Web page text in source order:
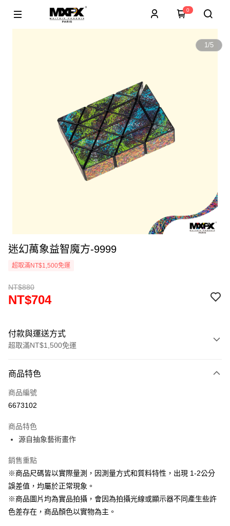
0
1/5
迷幻萬象益智魔方-9999
超取滿NT$1,500免運
NT$880
NT$704
付款與運送方式
超取滿NT$1,500免運
信用卡一次付款
超商取貨付款
Apple Pay
街口支付
悠遊付
AFTEE先享後付
相關說明
【關於「AFTEE先享後付」】
商品特色
商品編號
6673102
商品特色
源自抽象藝術畫作
銷售重點
※商品尺碼皆以實際量測，因測量方式和質料特性，出現 1-2公分
誤差值，均屬於正常現象。
※商品圖片均為實品拍攝，會因為拍攝光線或顯示器不同產生些許
色差存在，商品顏色以實物為主。